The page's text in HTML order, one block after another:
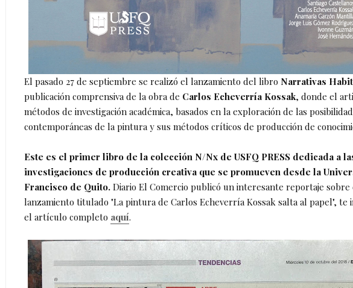
El pasado 27 de septiembre se realizó el lanzamiento del libro Narrativas
publicación comprensiva de la obra de Carlos Echeverría Kossak, donde el
métodos de investigación académica, basados en la exploración de las
contemporáneas de la pintura y sus métodos críticos de producción de
Este es el primer libro de la colección N/Nx de USFQ PRESS dedicada a
investigaciones de producción creativa que se promueven desde la
Francisco de Quito. Diario El Comercio publicó un interesante reportaje sobre
lanzamiento titulado "La pintura de Carlos Echeverría Kossak salta al papel", te
el artículo completo aquí.